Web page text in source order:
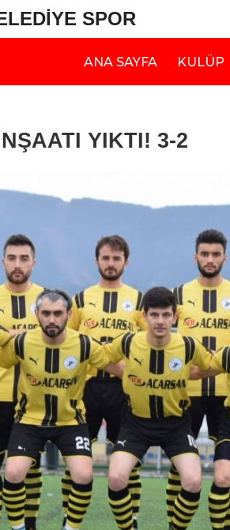
SPOR
ANA SAYFA KULÜP
YIKTI! 3-2